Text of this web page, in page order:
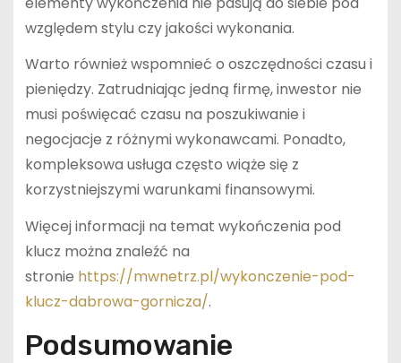
względem stylu czy jakości wykonania.
Warto również wspomnieć o oszczędności czasu i
pieniędzy. Zatrudniając jedną firmę, inwestor nie
musi poświęcać czasu na poszukiwanie i
negocjacje z różnymi wykonawcami. Ponadto,
kompleksowa usługa często wiąże się z
korzystniejszymi warunkami finansowymi.
Więcej informacji na temat wykończenia pod
klucz można znaleźć na
stronie https://mwnetrz.pl/wykonczenie-pod-
klucz-dabrowa-gornicza/.
Podsumowanie